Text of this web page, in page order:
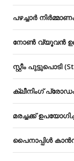
പഴച്ചാർ
നോൺ വ്യൂവൻ
സ്റ്റീം പുട്ടുപൊടി
ക്ലീനിംഗ്
മരച്ചക്ക്
പൈനാപ്പിൾ